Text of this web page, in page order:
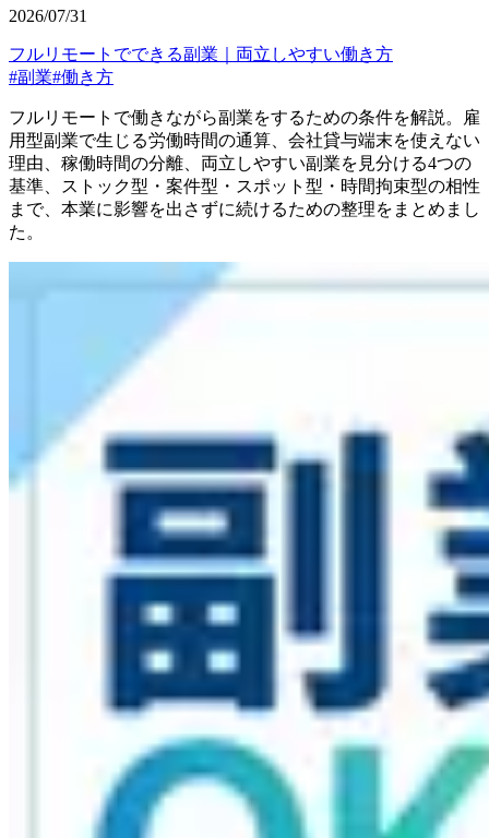
2026/07/31
フルリモートでできる副業｜両立しやすい働き方
#副業#働き方
フルリモートで働きながら副業をするための条件を解説。雇
用型副業で生じる労働時間の通算、会社貸与端末を使えない
理由、稼働時間の分離、両立しやすい副業を見分ける4つの
基準、ストック型・案件型・スポット型・時間拘束型の相性
まで、本業に影響を出さずに続けるための整理をまとめまし
た。